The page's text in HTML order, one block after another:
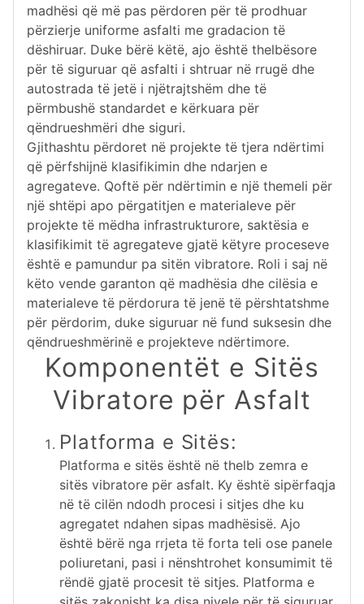
madhësi që më pas përdoren për të prodhuar
përzierje uniforme asfalti me gradacion të
dëshiruar. Duke bërë këtë, ajo është thelbësore
për të siguruar që asfalti i shtruar në rrugë dhe
autostrada të jetë i njëtrajtshëm dhe të
përmbushë standardet e kërkuara për
qëndrueshmëri dhe siguri.
Gjithashtu përdoret në projekte të tjera ndërtimi
që përfshijnë klasifikimin dhe ndarjen e
agregateve. Qoftë për ndërtimin e një themeli për
një shtëpi apo përgatitjen e materialeve për
projekte të mëdha infrastrukturore, saktësia e
klasifikimit të agregateve gjatë këtyre proceseve
është e pamundur pa sitën vibratore. Roli i saj në
këto vende garanton që madhësia dhe cilësia e
materialeve të përdorura të jenë të përshtatshme
për përdorim, duke siguruar në fund suksesin dhe
qëndrueshmërinë e projekteve ndërtimore.
Komponentët e Sitës
Vibratore për Asfalt
Platforma e Sitës:
Platforma e sitës është në thelb zemra e
sitës vibratore për asfalt. Ky është sipërfaqja
në të cilën ndodh procesi i sitjes dhe ku
agregatet ndahen sipas madhësisë. Ajo
është bërë nga rrjeta të forta teli ose panele
poliuretani, pasi i nënshtrohet konsumimit të
rëndë gjatë procesit të sitjes. Platforma e